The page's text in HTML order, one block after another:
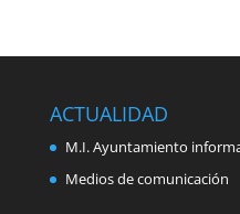
ACTUALIDAD
M.I. Ayuntamiento
Medios de comunicación